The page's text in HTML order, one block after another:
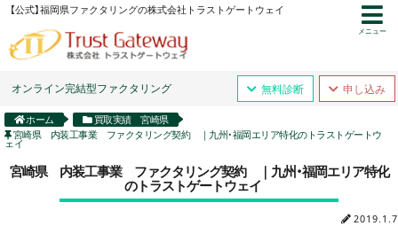
【公式】福岡県ファクタリングの株式会社トラストゲートウェイ
オンライン完結型ファクタリング 無料診断 申し込み
メニュー
ホーム
買取実績 宮崎県
宮崎県 内装工事業 ファクタリング契約 ｜九州・福岡エリア特化のトラストゲートウ
ェイ
宮崎県 内装工事業 ファクタリング契約 ｜九州・福岡エリア特化
のトラストゲートウェイ
2019.1.7